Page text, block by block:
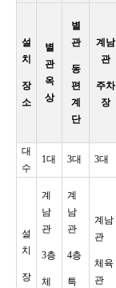
설
치
장
소
별
관
옥
상
별
관
동
편
계
단
계남
관
주차
장
대
수
1대 3대 3대
설
치
장
계
남
관
3층
체
계
남
관
4층
특
계남
관
체육
관